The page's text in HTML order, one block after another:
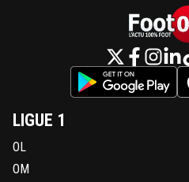
LIGUE 1
OL
OM